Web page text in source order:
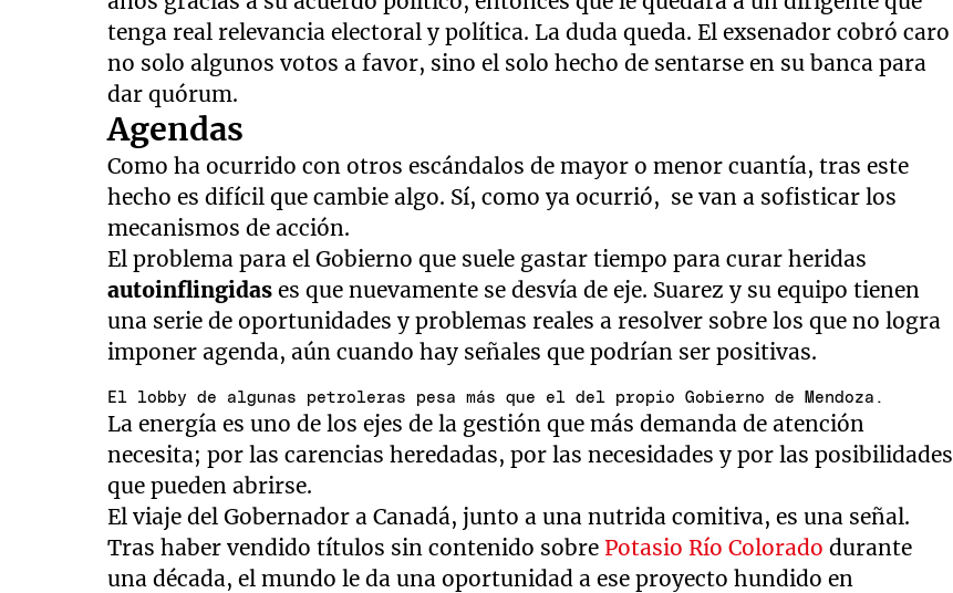
tenga real relevancia electoral y política. La duda queda. El exsenador cobró caro
no solo algunos votos a favor, sino el solo hecho de sentarse en su banca para
dar quórum.
Agendas
Como ha ocurrido con otros escándalos de mayor o menor cuantía, tras este
hecho es difícil que cambie algo. Sí, como ya ocurrió, se van a sofisticar los
mecanismos de acción.
El problema para el Gobierno que suele gastar tiempo para curar heridas
autoinflingidas es que nuevamente se desvía de eje. Suarez y su equipo tienen
una serie de oportunidades y problemas reales a resolver sobre los que no logra
imponer agenda, aún cuando hay señales que podrían ser positivas.
El lobby de algunas petroleras pesa más que el del propio Gobierno de Mendoza.
La energía es uno de los ejes de la gestión que más demanda de atención
necesita; por las carencias heredadas, por las necesidades y por las posibilidades
que pueden abrirse.
El viaje del Gobernador a Canadá, junto a una nutrida comitiva, es una señal.
Tras haber vendido títulos sin contenido sobre Potasio Río Colorado durante
una década, el mundo le da una oportunidad a ese proyecto hundido en